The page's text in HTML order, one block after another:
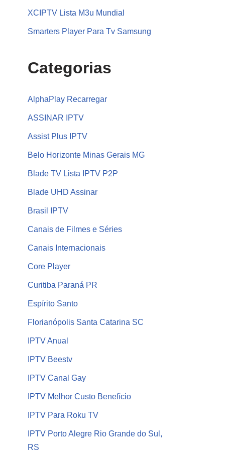
XCIPTV Lista M3u Mundial
Smarters Player Para Tv Samsung
Categorias
AlphaPlay Recarregar
ASSINAR IPTV
Assist Plus IPTV
Belo Horizonte Minas Gerais MG
Blade TV Lista IPTV P2P
Blade UHD Assinar
Brasil IPTV
Canais de Filmes e Séries
Canais Internacionais
Core Player
Curitiba Paraná PR
Espírito Santo
Florianópolis Santa Catarina SC
IPTV Anual
IPTV Beestv
IPTV Canal Gay
IPTV Melhor Custo Benefício
IPTV Para Roku TV
IPTV Porto Alegre Rio Grande do Sul,
RS